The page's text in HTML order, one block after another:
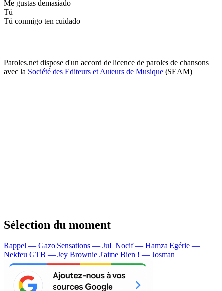
Me gustas demasiado
Tú
Tú conmigo ten cuidado
Paroles.net dispose d'un accord de licence de paroles de chansons
avec la Société des Editeurs et Auteurs de Musique (SEAM)
Sélection du moment
Rappel — Gazo Sensations — JuL Nocif — Hamza Egérie —
Nekfeu GTB — Jey Brownie J'aime Bien ! — Josman